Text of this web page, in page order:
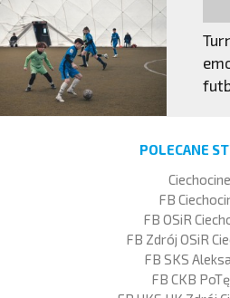
POLECANE
FB
FB OSiR
FB Zdrój OSiR
FB SKS
FB CKB